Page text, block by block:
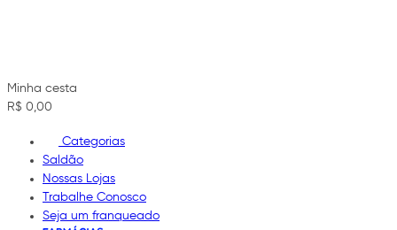
Minha cesta
R$ 0,00
Categorias
Saldão
Nossas Lojas
Trabalhe Conosco
Seja um franqueado